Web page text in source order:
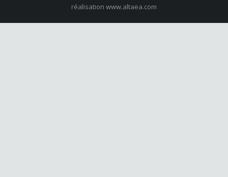
réalisation www.altaea.com